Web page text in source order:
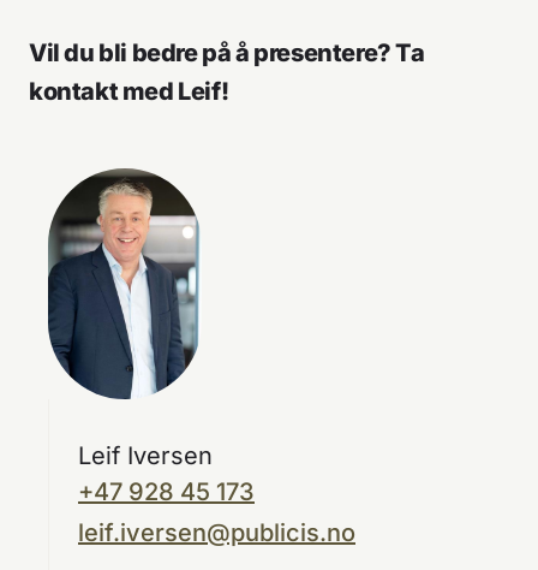
Vil du bli bedre på å presentere? Ta
kontakt med Leif!
Leif Iversen
+47 928 45 173
leif.iversen@publicis.no